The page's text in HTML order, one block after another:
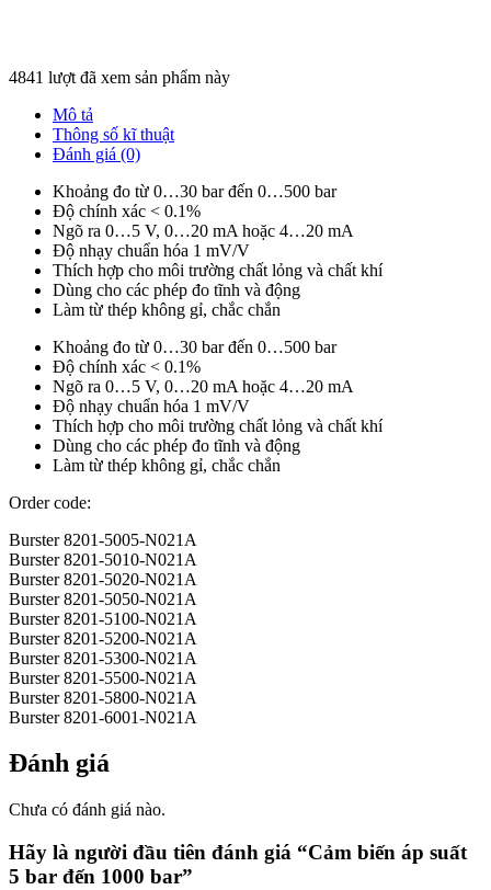
4841 lượt đã xem sản phẩm này
Mô tả
Thông số kĩ thuật
Đánh giá (0)
Khoảng đo từ 0…30 bar đến 0…500 bar
Độ chính xác < 0.1%
Ngõ ra 0…5 V, 0…20 mA hoặc 4…20 mA
Độ nhạy chuẩn hóa 1 mV/V
Thích hợp cho môi trường chất lỏng và chất khí
Dùng cho các phép đo tĩnh và động
Làm từ thép không gỉ, chắc chắn
Khoảng đo từ 0…30 bar đến 0…500 bar
Độ chính xác < 0.1%
Ngõ ra 0…5 V, 0…20 mA hoặc 4…20 mA
Độ nhạy chuẩn hóa 1 mV/V
Thích hợp cho môi trường chất lỏng và chất khí
Dùng cho các phép đo tĩnh và động
Làm từ thép không gỉ, chắc chắn
Order code:
Burster 8201-5005-N021A
Burster 8201-5010-N021A
Burster 8201-5020-N021A
Burster 8201-5050-N021A
Burster 8201-5100-N021A
Burster 8201-5200-N021A
Burster 8201-5300-N021A
Burster 8201-5500-N021A
Burster 8201-5800-N021A
Burster 8201-6001-N021A
Đánh giá
Chưa có đánh giá nào.
Hãy là người đầu tiên đánh giá “Cảm biến áp suất
5 bar đến 1000 bar”